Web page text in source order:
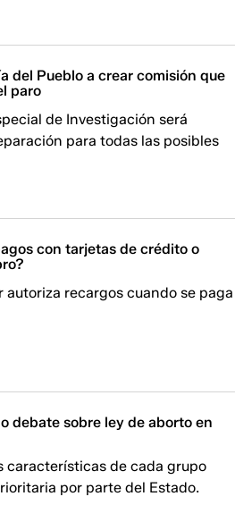
del Pueblo a crear comisión que
paro
de Investigación será
para todas las posibles
con tarjetas de crédito o
recargos cuando se paga
debate sobre ley de aborto en
características de cada grupo
por parte del Estado.